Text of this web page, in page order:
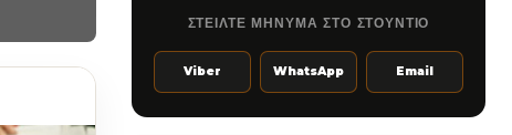
ΣΤΕΙΛΤΕ ΜΗΝΥΜΑ ΣΤΟ ΣΤΟΥΝΤΙΟ
Viber WhatsApp Email